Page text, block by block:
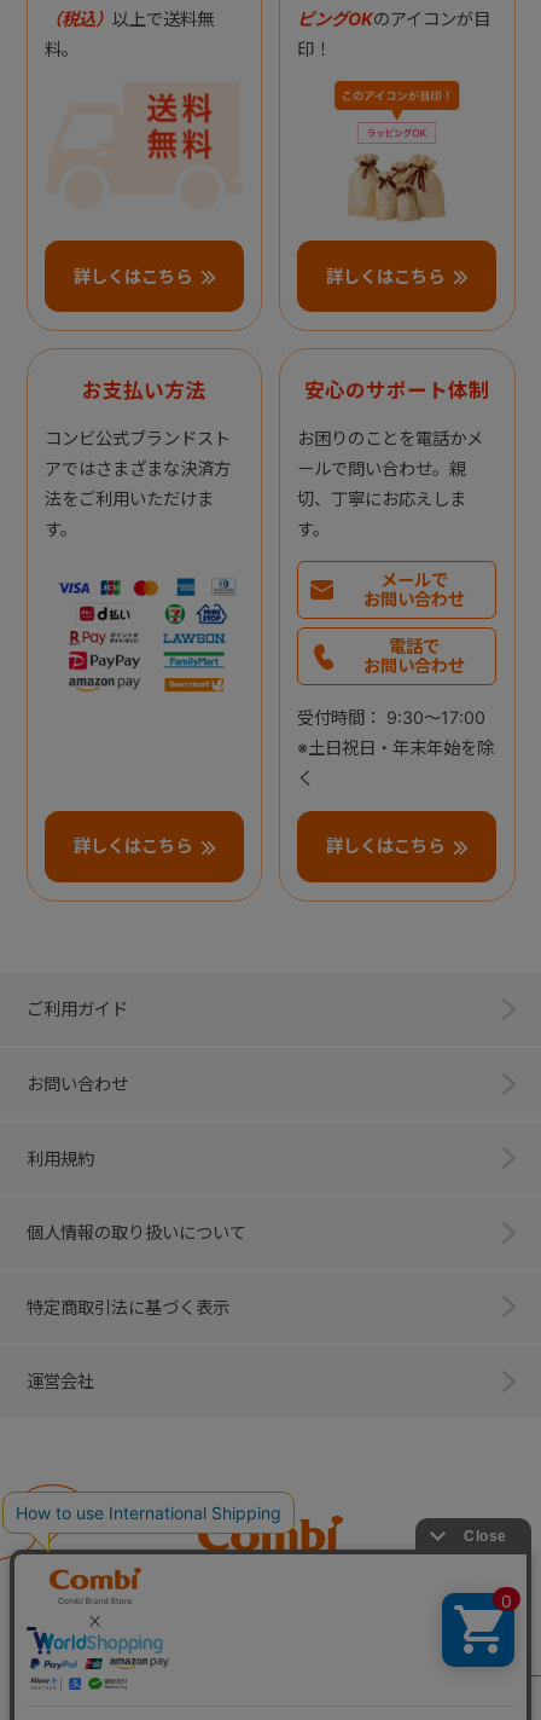
（税込） 以上で送料無
料。
詳しくはこちら
ピングOKのアイコンが目
印！
詳しくはこちら
お支払い方法
コンビ公式ブランドスト
アではさまざまな決済方
法をご利用いただけま
す。
詳しくはこちら
安心のサポート体制
お困りのことを電話かメ
ールで問い合わせ。親
切、丁寧にお応えしま
す。
メールで
お問い合わせ
電話で
お問い合わせ
受付時間： 9:30～17:00
※土日祝日・年末年始を除
く
詳しくはこちら
ご利用ガイド
お問い合わせ
利用規約
個人情報の取り扱いについて
特定商取引法に基づく表示
運営会社